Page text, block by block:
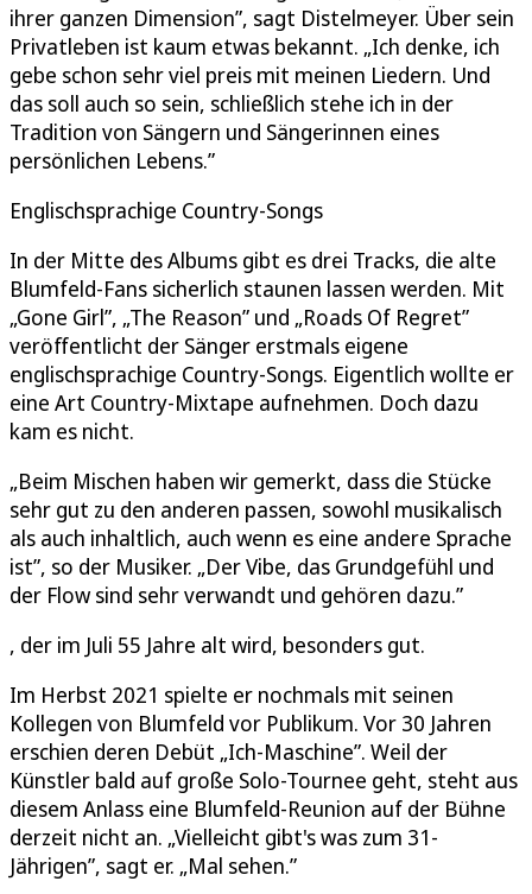
ihrer ganzen Dimension”, sagt Distelmeyer. Über sein
Privatleben ist kaum etwas bekannt. „Ich denke, ich
gebe schon sehr viel preis mit meinen Liedern. Und
das soll auch so sein, schließlich stehe ich in der
Tradition von Sängern und Sängerinnen eines
persönlichen Lebens.”
Englischsprachige Country-Songs
In der Mitte des Albums gibt es drei Tracks, die alte
Blumfeld-Fans sicherlich staunen lassen werden. Mit
„Gone Girl”, „The Reason” und „Roads Of Regret”
veröffentlicht der Sänger erstmals eigene
englischsprachige Country-Songs. Eigentlich wollte er
eine Art Country-Mixtape aufnehmen. Doch dazu
kam es nicht.
„Beim Mischen haben wir gemerkt, dass die Stücke
sehr gut zu den anderen passen, sowohl musikalisch
als auch inhaltlich, auch wenn es eine andere Sprache
ist”, so der Musiker. „Der Vibe, das Grundgefühl und
der Flow sind sehr verwandt und gehören dazu.”
, der im Juli 55 Jahre alt wird, besonders gut.
Im Herbst 2021 spielte er nochmals mit seinen
Kollegen von Blumfeld vor Publikum. Vor 30 Jahren
erschien deren Debüt „Ich-Maschine”. Weil der
Künstler bald auf große Solo-Tournee geht, steht aus
diesem Anlass eine Blumfeld-Reunion auf der Bühne
derzeit nicht an. „Vielleicht gibt's was zum 31-
Jährigen”, sagt er. „Mal sehen.”